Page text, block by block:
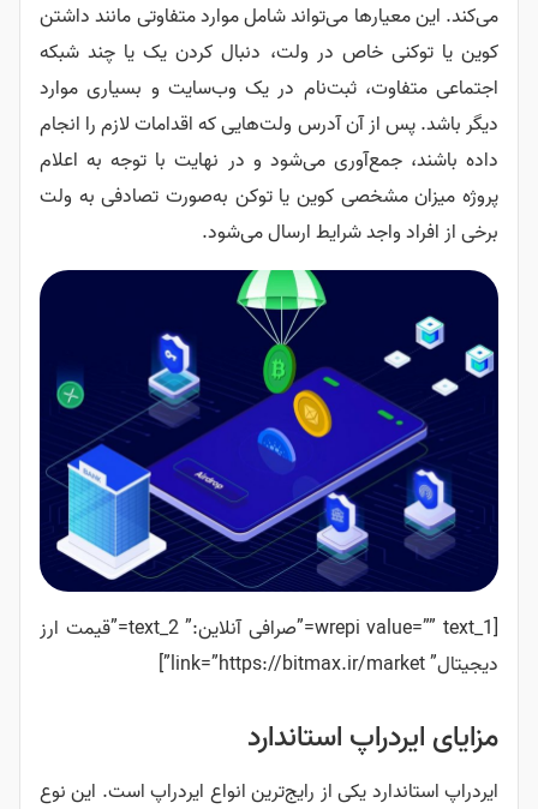
می‌کند. این معیار‌ها می‌تواند شامل موارد متفاوتی مانند داشتن
کوین یا توکنی خاص در ولت، دنبال کردن یک یا چند شبکه
اجتماعی متفاوت، ثبت‌نام در یک وب‌سایت و بسیاری موارد
دیگر باشد. پس از آن آدرس ولت‌هایی که اقدامات لازم را انجام
داده باشند، جمع‌آوری می‌شود و در نهایت با توجه به اعلام
پروژه میزان مشخصی کوین یا توکن به‌صورت تصادفی به ولت
برخی از افراد واجد شرایط ارسال می‌شود.
[wrepi value=”” text_1=”صرافی آنلاین:” text_2=”قیمت ارز
دیجیتال” link=”https://bitmax.ir/market”]
مزایای ایردراپ استاندارد
ایردراپ استاندارد یکی از رایج‌ترین انواع ایردراپ است. این نوع